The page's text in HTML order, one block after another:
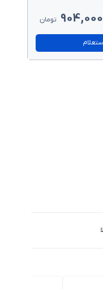
904,000 تومان